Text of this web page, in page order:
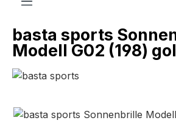
basta sports
Modell G02 (198)
Bildergalerie überspringen